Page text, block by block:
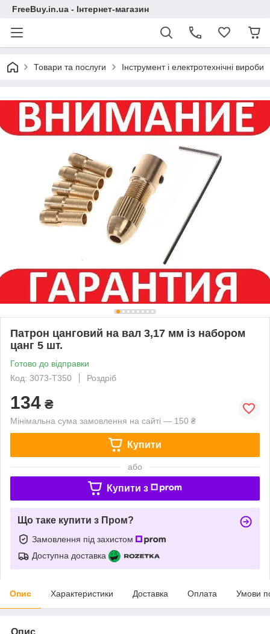
FreeBuy.in.ua - Інтернет-магазин
Товари та послуги Інструмент і електротехнічні вироби
Патрон цанговий на вал 3,17 мм із набором
цанг 5 шт.
Готово до відправки
Код: 3073-Т350
Роздріб
134 ₴
Мінімальна сума замовлення на сайті — 150 ₴
Купити
або
Купити з
Що таке купити з Пром?
Замовлення під захистом
Доступна доставка
Опис Характеристики Доставка Оплата Умови
Опис